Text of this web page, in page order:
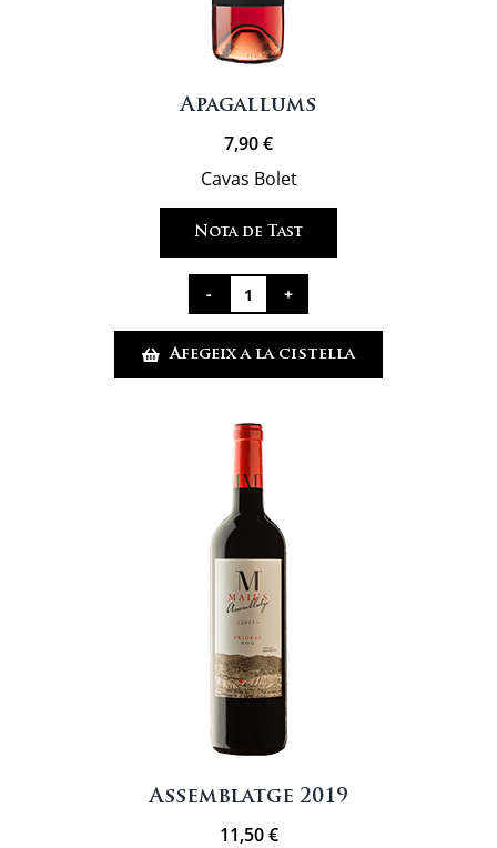
Apagallums
7,90€
Cavas Bolet
Nota de Tast
quantitat
de
Apagallums
Afegeix a la cistella
Assemblatge 2019
11,50€